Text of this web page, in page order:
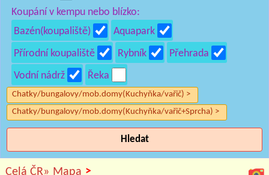
Koupání v kempu nebo blízko:
Bazén(koupaliště)
Aquapark
Přírodní koupaliště
Rybník
Přehrada
Vodní nádrž
Řeka
Chatky/bungalovy/mob.domy(Kuchyňka/vařič) >
Chatky/bungalovy/mob.domy(Kuchyňka/vařič+Sprcha) >
Hledat
Celá ČR» Mapa >